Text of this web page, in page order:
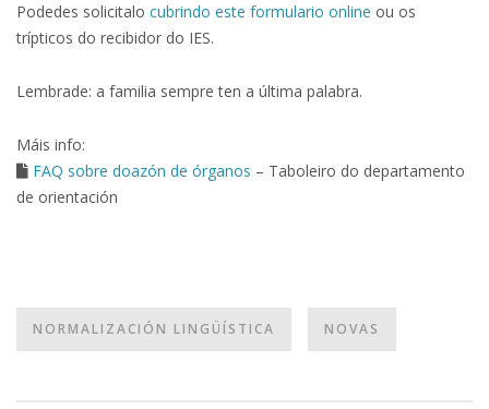
Podedes solicitalo cubrindo este formulario online ou os
trípticos do recibidor do IES.
Lembrade: a familia sempre ten a última palabra.
Máis info:
FAQ sobre doazón de órganos – Taboleiro do departamento
de orientación
NORMALIZACIÓN LINGÜÍSTICA NOVAS